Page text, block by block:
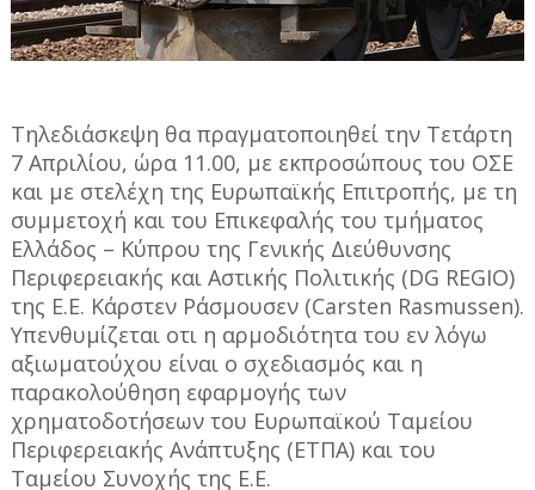
Τηλεδιάσκεψη θα πραγματοποιηθεί την Τετάρτη
7 Απριλίου, ώρα 11.00, με εκπροσώπους του ΟΣΕ
και με στελέχη της Ευρωπαϊκής Επιτροπής, με τη
συμμετοχή και του Επικεφαλής του τμήματος
Ελλάδος – Κύπρου της Γενικής Διεύθυνσης
Περιφερειακής και Αστικής Πολιτικής (DG REGIO)
της Ε.Ε. Κάρστεν Ράσμουσεν (Carsten Rasmussen).
Υπενθυμίζεται οτι η αρμοδιότητα του εν λόγω
αξιωματούχου είναι ο σχεδιασμός και η
παρακολούθηση εφαρμογής των
χρηματοδοτήσεων του Ευρωπαϊκού Ταμείου
Περιφερειακής Ανάπτυξης (ΕΤΠΑ) και του
Ταμείου Συνοχής της Ε.Ε.